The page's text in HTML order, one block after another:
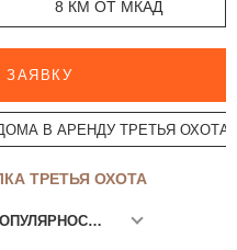
8 КМ ОТ МКАД
ЗАЯВКУ
В АРЕНДУ ТРЕТЬЯ ОХОТА
ТРЕТЬЯ ОХОТА
ПО ПОПУЛЯРНОСТИ